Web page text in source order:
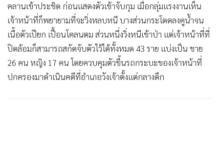
คลานเข้าประชิด ก่อนแสดงตัวเข้าจับกุม เมื่อกลุ่มแรงงานเห็น
เจ้าหน้าที่ก็พยายามที่จะวิ่งหลบหนี บางส่วนกระโดดลงคูน้ำจน
เนื้อตัวเปียก เปื้อนโคลนตม ส่วนหนึ่งวิ่งหนีเข้าป่า แต่เจ้าหน้าที่ที่
ปิดล้อมก็สามารถสกัดจับตัวไว้ได้ทั้งหมด 43 ราย แบ่งเป็น ชาย
26 คน หญิง 17 คน โดยควบคุมตัวขึ้นรถกระบะของเจ้าหน้าที่
ปกครองมาดำเนินคดีที่อำเภอวังเจ้าตั้งแต่กลางดึก